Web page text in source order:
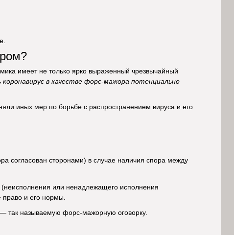
имеет не только ярко выраженный чрезвычайный
в качестве форс-мажора потенциально
иных мер по борьбе с распространением вируса и его
согласован сторонами) в случае наличия спора между
(неисполнения или ненадлежащего исполнения
право и его нормы.
так называемую форс-мажорную оговорку.